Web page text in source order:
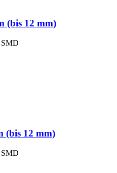
(bis 12 mm)
(bis 12 mm)